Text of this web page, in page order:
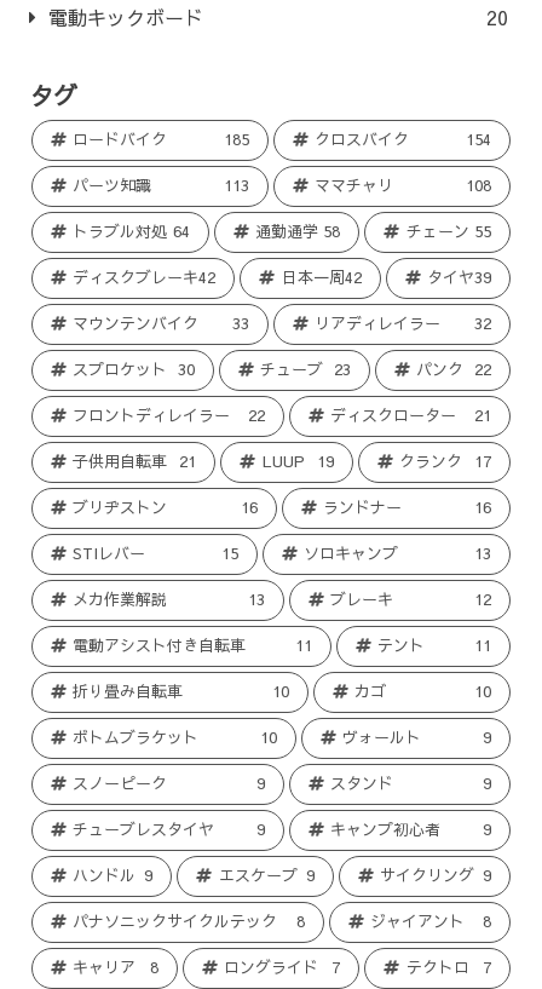
電動キックボード 20
タグ
ロードバイク 185 クロスバイク 154
パーツ知識 113 ママチャリ 108
トラブル対処 64 通勤通学 58 チェーン 55
ディスクブレーキ42 日本一周42 タイヤ39
マウンテンバイク 33 リアディレイラー 32
スプロケット 30 チューブ 23 パンク 22
フロントディレイラー 22 ディスクローター 21
子供用自転車 21 LUUP 19 クランク 17
ブリヂストン 16 ランドナー 16
STIレバー 15 ソロキャンプ 13
メカ作業解説 13 ブレーキ 12
電動アシスト付き自転車 11 テント 11
折り畳み自転車 10 カゴ 10
ボトムブラケット 10 ヴォールト 9
スノーピーク 9 スタンド 9
チューブレスタイヤ 9 キャンプ初心者 9
ハンドル 9 エスケープ 9 サイクリング 9
パナソニックサイクルテック 8 ジャイアント 8
キャリア 8 ロングライド 7 テクトロ 7